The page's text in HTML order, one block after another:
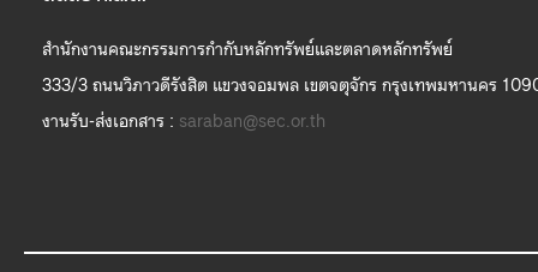
สำนักงานคณะกรรมการกำกับหลักทรัพย์และตลาดหลักทรัพย์
333/3 ถนนวิภาวดีรังสิต แขวงจอมพล เขตจตุจักร กรุงเทพมหานคร
งานรับ-ส่งเอกสาร : saraban@sec.or.th